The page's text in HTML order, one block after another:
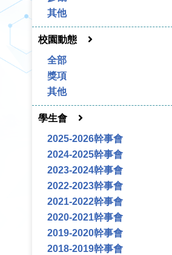
其他
校園動態
全部
獎項
其他
學生會
2025-2026幹事會
2024-2025幹事會
2023-2024幹事會
2022-2023幹事會
2021-2022幹事會
2020-2021幹事會
2019-2020幹事會
2018-2019幹事會